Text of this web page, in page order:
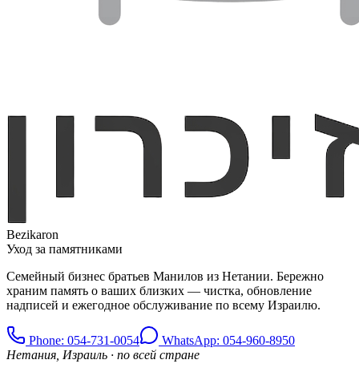
Bezikaron
Уход за памятниками
Семейный бизнес братьев Манилов из Нетании. Бережно
храним память о ваших близких — чистка, обновление
надписей и ежегодное обслуживание по всему Израилю.
Phone: 054-731-0054
WhatsApp: 054-960-8950
Нетания, Израиль · по всей стране